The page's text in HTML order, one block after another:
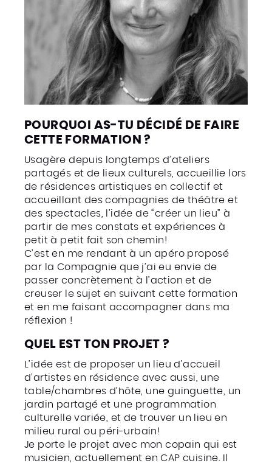
POURQUOI AS-TU DÉCIDÉ DE FAIRE
CETTE FORMATION ?
Usagère depuis longtemps d’ateliers
partagés et de lieux culturels, accueillie lors
de résidences artistiques en collectif et
accueillant des compagnies de théâtre et
des spectacles, l’idée de “créer un lieu” à
partir de mes constats et expériences à
petit à petit fait son chemin!
C’est en me rendant à un apéro proposé
par la Compagnie que j’ai eu envie de
passer concrètement à l’action et de
creuser le sujet en suivant cette formation
et en me faisant accompagner dans ma
réflexion !
QUEL EST TON PROJET ?
L’idée est de proposer un lieu d’accueil
d’artistes en résidence avec aussi, une
table/chambres d’hôte, une guinguette, un
jardin partagé et une programmation
culturelle variée, et de trouver un lieu en
milieu rural ou péri-urbain!
Je porte le projet avec mon copain qui est
musicien, actuellement en CAP cuisine. Il